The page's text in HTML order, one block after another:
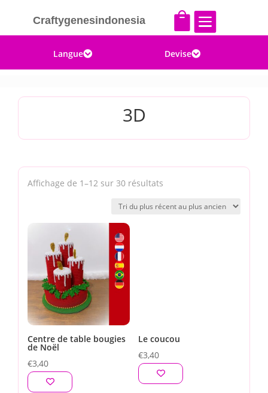
Craftygenesindonesia  
Langue Devise
3D
Affichage de 1–12 sur 30 résultats
plus
Centre de table bougies
de Noël
€3,40
Le coucou
€3,40